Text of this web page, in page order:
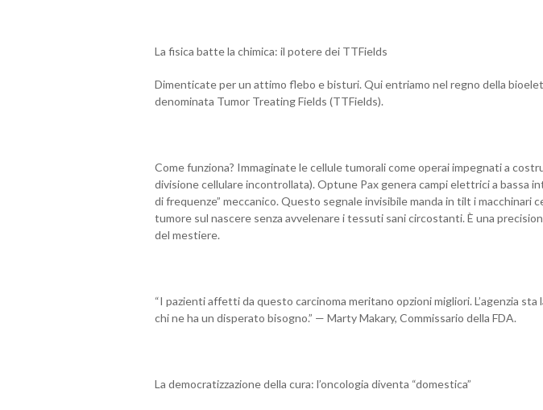
La fisica batte la chimica: il potere dei TTFields
Dimenticate per un attimo flebo e bisturi. Qui entriamo nel regno della
denominata Tumor Treating Fields (TTFields).
Come funziona? Immaginate le cellule tumorali come operai impegnati a
divisione cellulare incontrollata). Optune Pax genera campi elettrici a bassa
di frequenze” meccanico. Questo segnale invisibile manda in tilt i macchinari
tumore sul nascere senza avvelenare i tessuti sani circostanti. È una
del mestiere.
“I pazienti affetti da questo carcinoma meritano opzioni migliori. L’agenzia
chi ne ha un disperato bisogno.” — Marty Makary, Commissario della FDA.
La democratizzazione della cura: l’oncologia diventa “domestica”